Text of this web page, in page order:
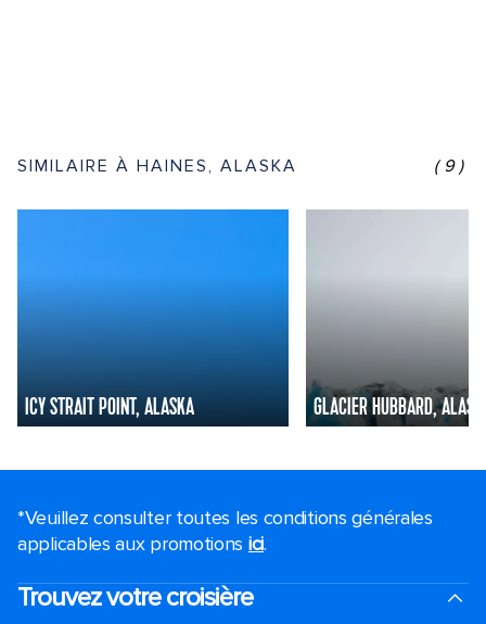
SIMILAIRE À HAINES, ALASKA (9)
ICY STRAIT POINT, ALASKA GLACIER HUBBARD,
*Veuillez consulter toutes les conditions générales
applicables aux promotions ici.
Trouvez votre croisière